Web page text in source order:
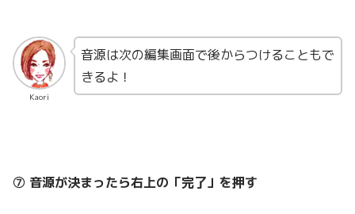
Kaori
音源は次の編集画面で後からつけることもで
きるよ！
⑦ 音源が決まったら右上の 「完了」を押す